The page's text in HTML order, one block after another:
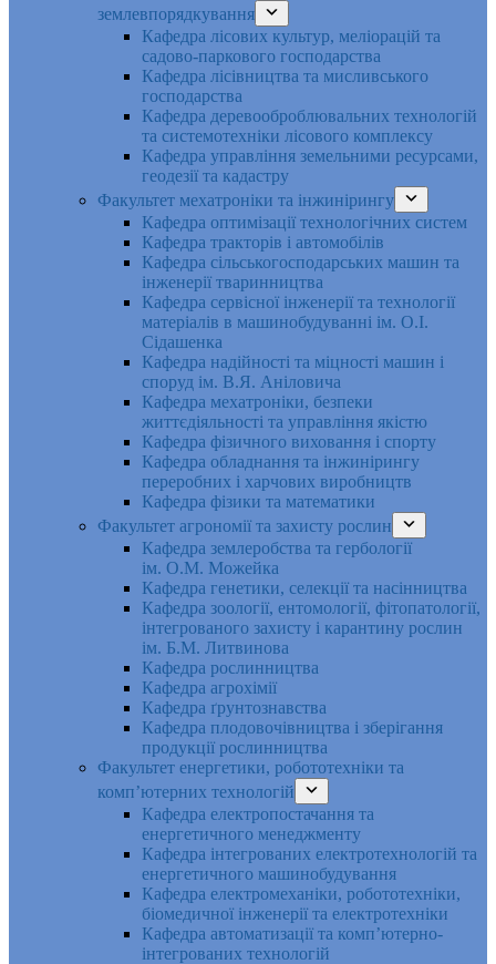
землевпорядкування
Кафедра лісових культур, меліорацій та
садово-паркового господарства
Кафедра лісівництва та мисливського
господарства
Кафедра деревооброблювальних технологій
та системотехніки лісового комплексу
Кафедра управління земельними ресурсами,
геодезії та кадастру
Факультет мехатроніки та інжинірингу
Кафедра оптимізації технологічних систем
Кафедра тракторів і автомобілів
Кафедра сільськогосподарських машин та
інженерії тваринництва
Кафедра cервісної інженерії та технології
матеріалів в машинобудуванні ім. О.І.
Сідашенка
Кафедра надійності та міцності машин і
споруд ім. В.Я. Аніловича
Кафедра мехатроніки, безпеки
життєдіяльності та управління якістю
Кафедра фізичного виховання і спорту
Кафедра обладнання та інжинірингу
переробних і харчових виробництв
Кафедра фізики та математики
Факультет агрономії та захисту рослин
Кафедра землеробства та гербології
ім. О.М. Можейка
Кафедра генетики, селекції та насінництва
Кафедра зоології, ентомології, фітопатології,
інтегрованого захисту і карантину рослин
ім. Б.М. Литвинова
Кафедра рослинництва
Кафедра агрохімії
Кафедра ґрунтознавства
Кафедра плодовочівництва і зберігання
продукції рослинництва
Факультет енергетики, робототехніки та
комп’ютерних технологій
Кафедра електропостачання та
енергетичного менеджменту
Кафедра інтегрованих електротехнологій та
енергетичного машинобудування
Кафедра електромеханіки, робототехніки,
біомедичної інженерії та електротехніки
Кафедра автоматизації та комп’ютерно-
інтегрованих технологій